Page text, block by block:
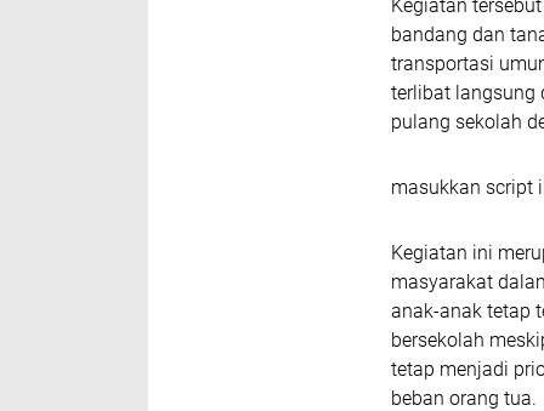
Kegiatan
bandang dan
transportasi
terlibat langsung
pulang sekolah
masukkan script
Kegiatan ini
masyarakat
anak-anak tetap
bersekolah
tetap menjadi
beban orang tua.